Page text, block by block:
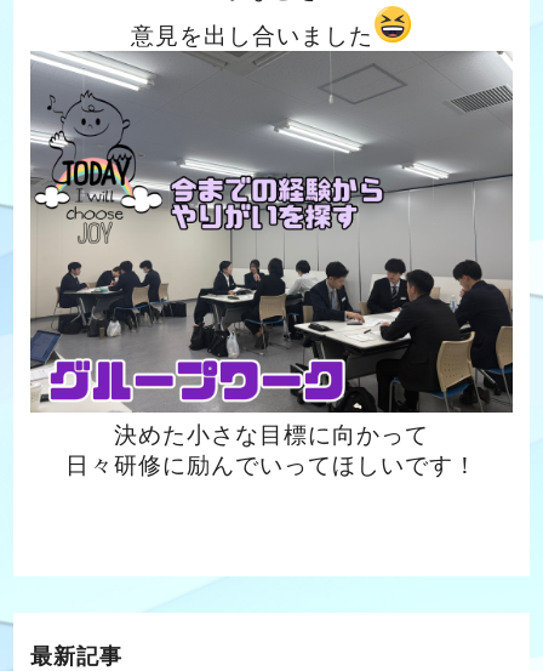
意見を出し合いました
決めた小さな目標に向かって
日々研修に励んでいってほしいです！
最新記事